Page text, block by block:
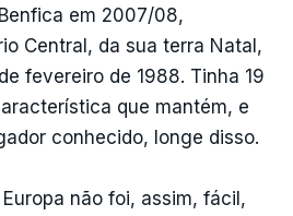
em 2007/08,
Central, da sua terra Natal,
fevereiro de 1988. Tinha 19
que mantém, e
conhecido, longe disso.
não foi, assim, fácil,